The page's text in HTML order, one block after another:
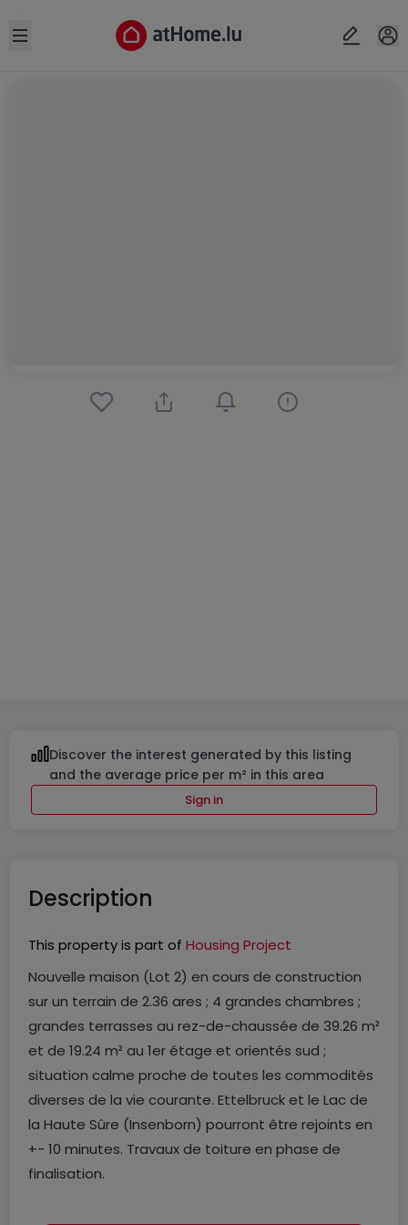
Open sidebar
Discover the interest generated by this listing
and the average price per m² in this area
Sign in
Description
This property is part of Housing Project
Nouvelle maison (Lot 2) en cours de construction
sur un terrain de 2.36 ares ; 4 grandes chambres ;
grandes terrasses au rez-de-chaussée de 39.26 m²
et de 19.24 m² au 1er étage et orientés sud ;
situation calme proche de toutes les commodités
diverses de la vie courante. Ettelbruck et le Lac de
la Haute Sûre (Insenborn) pourront être rejoints en
+- 10 minutes. Travaux de toiture en phase de
finalisation.